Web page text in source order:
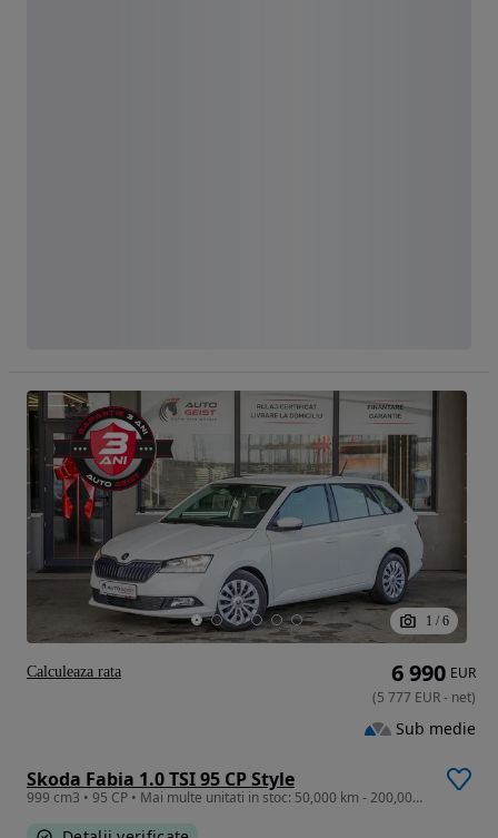
1 / 6
Skoda Fabia 1.0 TSI 95 CP Style
999 cm3 • 95 CP • Mai multe unitati in stoc: 50,000 km - 200,000 km / 6990 eur- 9990 eur
6 990 EUR
(5 777 EUR- net)
Sub medie
Calculeaza rata